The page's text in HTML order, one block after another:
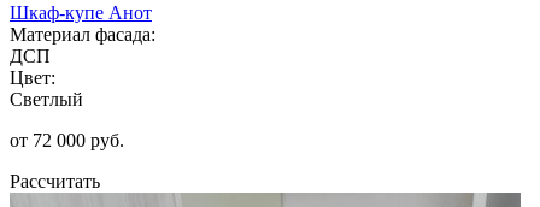
Шкаф-купе Анот
Материал фасада:
ДСП
Цвет:
Светлый
от 72 000 руб.
Рассчитать